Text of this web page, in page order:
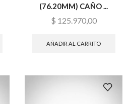
(76.20MM) CAÑO ...
$ 125.970,00
AÑADIR AL CARRITO